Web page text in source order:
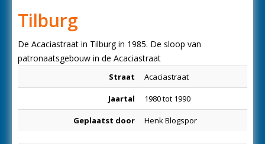
Tilburg
De Acaciastraat in Tilburg in 1985. De sloop van
patronaatsgebouw in de Acaciastraat
Straat Acaciastraat
Jaartal 1980 tot 1990
Geplaatst door Henk Blogspor